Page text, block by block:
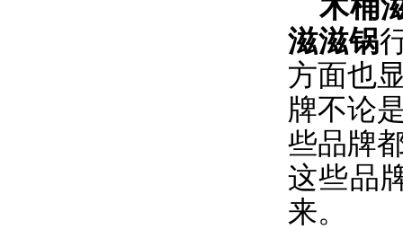
木桶
滋滋锅
方面也
牌不论
些品牌
这些品
来。